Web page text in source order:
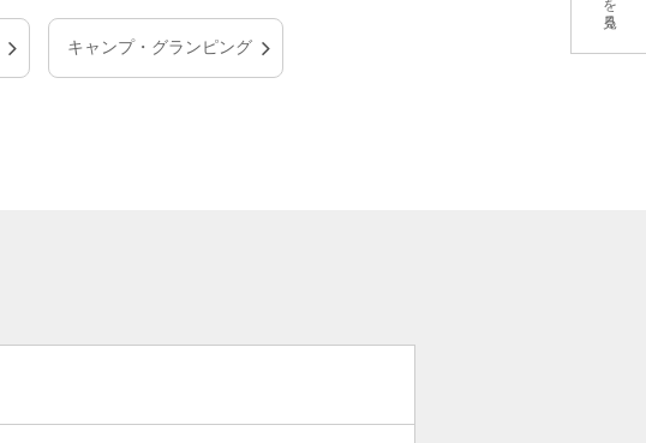
キャンプ・グランピング